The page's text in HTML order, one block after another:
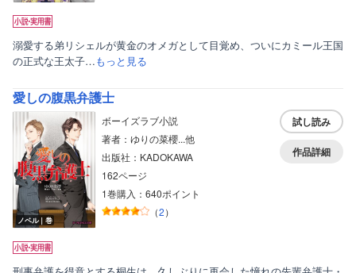
溺愛する弟リシェルが黄金のオメガとして目覚め、ついにカミール王国
の正式な王太子…もっと見る
愛しの腹黒弁護士
ノベル｜巻
ボーイズラブ小説
著者：ゆりの菜櫻...他
出版社：KADOKAWA
162ページ
1巻購入：640ポイント
（2）
試し読み
作品詳細